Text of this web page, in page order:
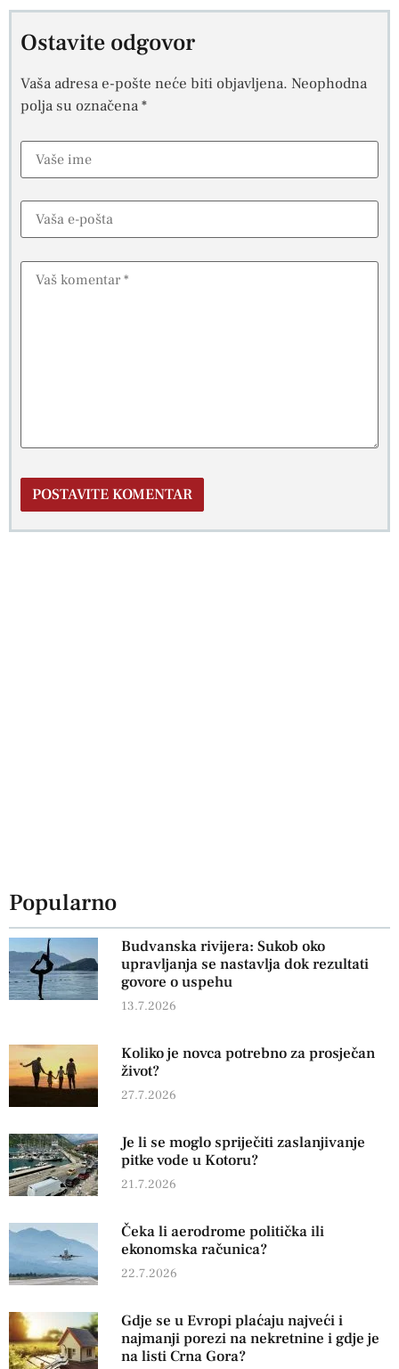
Ostavite odgovor
Vaša adresa e-pošte neće biti objavljena. Neophodna
polja su označena*
Popularno
Budvanska rivijera: Sukob oko
upravljanja se nastavlja dok rezultati
govore o uspehu
13.7.2026
Koliko je novca potrebno za prosječan
život?
27.7.2026
Je li se moglo spriječiti zaslanjivanje
pitke vode u Kotoru?
21.7.2026
Čeka li aerodrome politička ili
ekonomska računica?
22.7.2026
Gdje se u Evropi plaćaju najveći i
najmanji porezi na nekretnine i gdje je
na listi Crna Gora?